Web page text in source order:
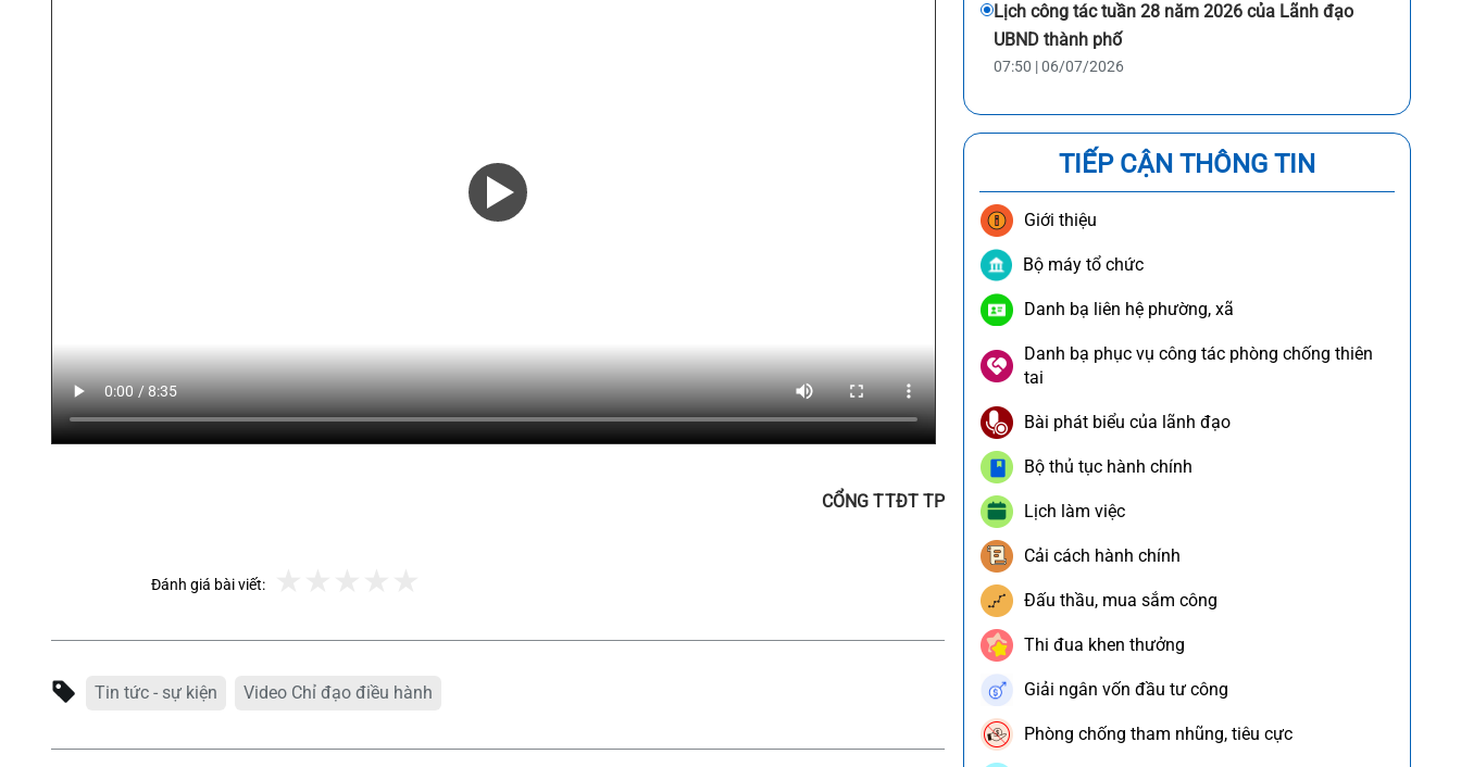
CỔNG TTĐT TP
Đánh giá bài viết:
Tin tức - sự kiện Video Chỉ đạo điều hành
Lịch công tác tuần 28 năm 2026 của Lãnh đạo
UBND thành phố
07:50 | 06/07/2026
TIẾP CẬN THÔNG TIN
Giới thiệu
Bộ máy tổ chức
Danh bạ liên hệ phường, xã
Danh bạ phục vụ công tác phòng chống thiên
tai
Bài phát biểu của lãnh đạo
Bộ thủ tục hành chính
Lịch làm việc
Cải cách hành chính
Đấu thầu, mua sắm công
Thi đua khen thưởng
Giải ngân vốn đầu tư công
Phòng chống tham nhũng, tiêu cực